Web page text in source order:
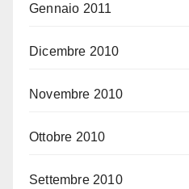
Gennaio 2011
Dicembre 2010
Novembre 2010
Ottobre 2010
Settembre 2010